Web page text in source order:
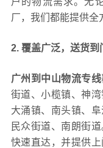
厂，我们都能提供全
2. 覆盖广泛，送货到
广州到中山物流专线
街道、小榄镇、神
大涌镇、南头镇、
民众街道、南朗街
快速直达，并提供